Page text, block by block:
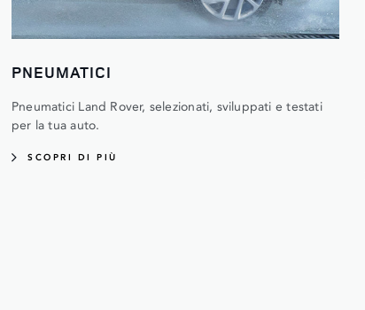
PNEUMATICI
Pneumatici Land Rover, selezionati, sviluppati e testati
per la tua auto.
SCOPRI DI PIÙ